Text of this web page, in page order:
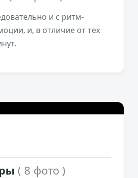
и с ритм-
и, в отличие от тех
( 8 фото )